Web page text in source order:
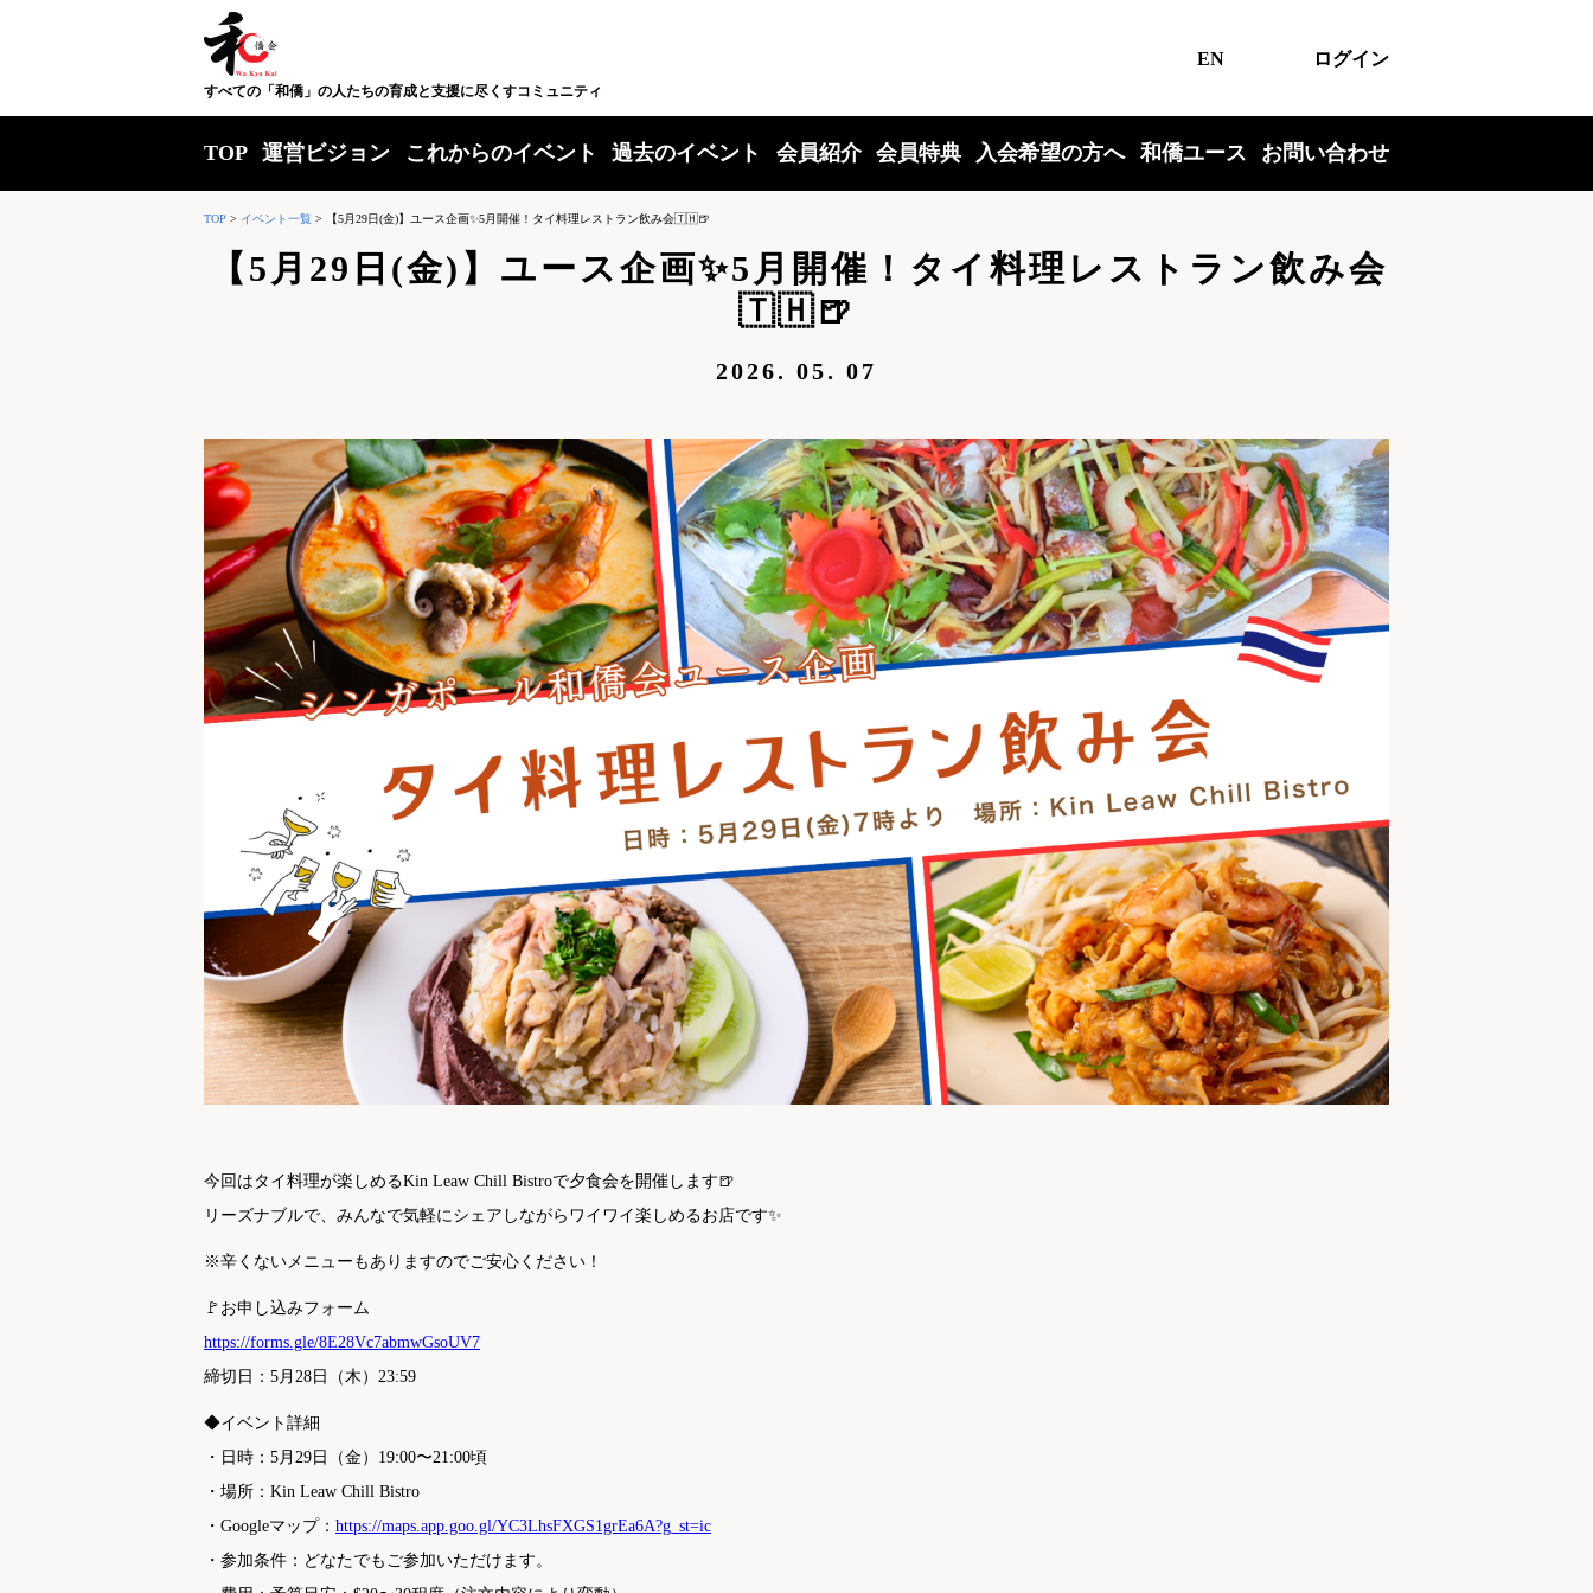
すべての「和僑」の人たちの育成と支援に尽くすコミュニティ
EN ログイン
TOP 運営ビジョン これからのイベント 過去のイベント 会員紹介 会員特典 入会希望の方へ 和僑ユース お問い合わせ
TOP > イベント一覧 > 【5月29日(金)】ユース企画✨️5月開催！タイ料理レストラン飲み会🇹🇭🍺
【5月29日(金)】ユース企画✨️5月開催！タイ料理レストラン飲み会
🇹🇭🍺
2026. 05. 07
今回はタイ料理が楽しめるKin Leaw Chill Bistroで夕食会を開催します🍺
リーズナブルで、みんなで気軽にシェアしながらワイワイ楽しめるお店です✨
※辛くないメニューもありますのでご安心ください！
🚩お申し込みフォーム
https://forms.gle/8E28Vc7abmwGsoUV7
締切日：5月28日（木）23:59
◆イベント詳細
・日時：5月29日（金）19:00〜21:00頃
・場所：Kin Leaw Chill Bistro
・Googleマップ： https://maps.app.goo.gl/YC3LhsFXGS1grEa6A?g_st=ic
・参加条件：どなたでもご参加いただけます。